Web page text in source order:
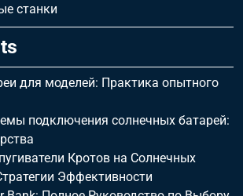
станки
для моделей: Практика опытного
подключения солнечных батарей:
Кротов на Солнечных
Эффективности